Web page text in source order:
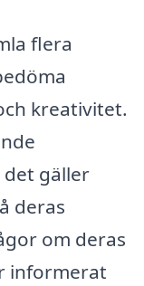
flera
kreativitet.
gäller
deras
om deras
informerat